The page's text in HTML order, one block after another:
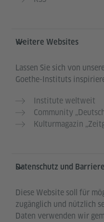
Weitere Websites
Lassen Sie sich von
Goethe-Instituts
Institute weltweit
Community
Kulturmagazin
Datenschutz und
Diese Website soll für
zugänglich und nützlich
Daten verwenden wir